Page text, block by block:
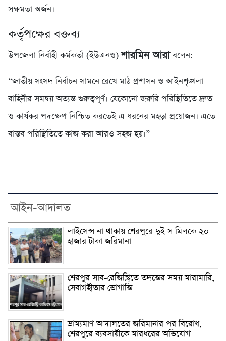
সক্ষমতা অর্জন।
কর্তৃপক্ষের বক্তব্য
উপজেলা নির্বাহী কর্মকর্তা (ইউএনও)শারমিন আরাবলেন:
“জাতীয় সংসদ নির্বাচন সামনে রেখে মাঠ প্রশাসন ও আইনশৃঙ্খলা
বাহিনীর সমন্বয় অত্যন্ত গুরুত্বপূর্ণ। যেকোনো জরুরি পরিস্থিতিতে দ্রুত
ও কার্যকর পদক্ষেপ নিশ্চিত করতেই এ ধরনের মহড়া প্রয়োজন। এতে
বাস্তব পরিস্থিতিতে কাজ করা আরও সহজ হয়।”
আইন-আদালত
লাইসেন্স না থাকায় শেরপুরে দুই স মিলকে ২০
হাজার টাকা জরিমানা
শেরপুর সাব-রেজিস্ট্রিতে তদন্তের সময় মারামারি,
সেবাগ্রহীতার ভোগান্তি
ভ্রাম্যমাণ আদালতের জরিমানার পর বিরোধ,
শেরপুরে ব্যবসায়ীকে মারধরের অভিযোগ